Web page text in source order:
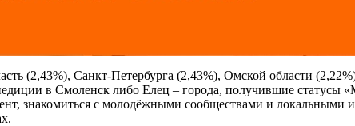
(2,43%), Санкт-Петербурга (2,43%), Омской области
в Смоленск либо Елец – города, получившие статусы
знакомиться с молодёжными сообществами и